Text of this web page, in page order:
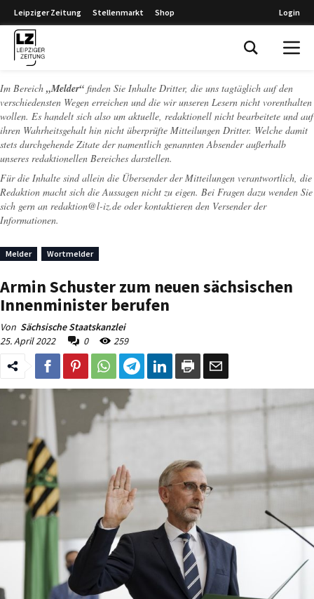
Leipziger Zeitung Stellenmarkt Shop Login
Im Bereich „Melder“ finden Sie Inhalte Dritter, die uns tagtäglich auf den
verschiedensten Wegen erreichen und die wir unseren Lesern nicht vorenthalten
wollen. Es handelt sich also um aktuelle, redaktionell nicht bearbeitete und auf
ihren Wahrheitsgehalt hin nicht überprüfte Mitteilungen Dritter. Welche damit
stets durchgehende Zitate der namentlich genannten Absender außerhalb
unseres redaktionellen Bereiches darstellen.
Für die Inhalte sind allein die Übersender der Mitteilungen verantwortlich, die
Redaktion macht sich die Aussagen nicht zu eigen. Bei Fragen dazu wenden Sie
sich gern an redaktion@l-iz.de oder kontaktieren den Versender der
Informationen.
Melder Wortmelder
Armin Schuster zum neuen sächsischen
Innenminister berufen
Von Sächsische Staatskanzlei
25. April 2022
0 259